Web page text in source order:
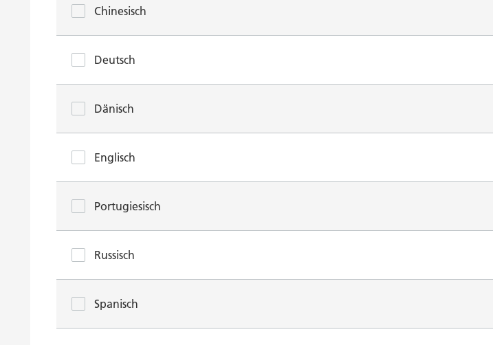
Chinesisch
Deutsch
Dänisch
Englisch
Portugiesisch
Russisch
Spanisch